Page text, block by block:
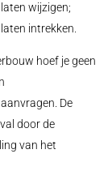
wijzigen;
intrekken.
hoef je geen
De
door de
van het